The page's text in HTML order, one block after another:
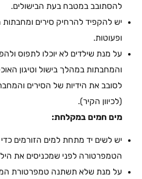
להסתובב במטבח בעת הבישולים.
יש להקפיד להרחיק סירים ומחבתות
ופעוטות.
על מנת שילדים לא יוכלו לתפוס
והמחבתות במהלך בישול וטיגון
לסובב את הידיות של הסירים
(לכיוון הקיר).
מים חמים במקלחת:
יש לשים יד מתחת למים הזורמים
הטמפרטורה לפני שמכניסים את
על מנת שלא תשתנה טמפרטורת